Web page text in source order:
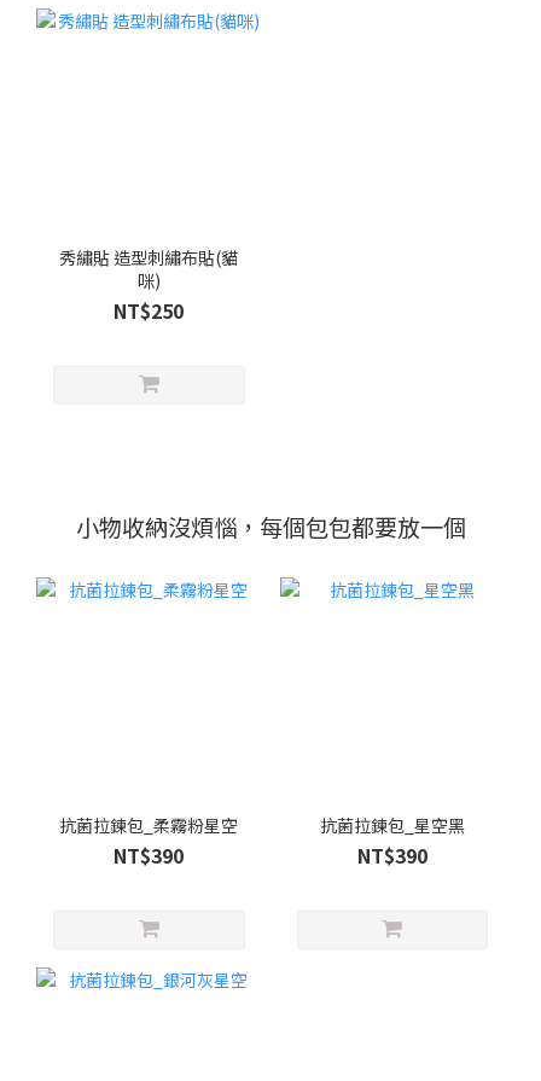
秀繡貼 造型刺繡布貼(貓
咪)
NT$250
小物收納沒煩惱，每個包包都要放一個
抗菌拉鍊包_柔霧粉星空
NT$390
抗菌拉鍊包_星空黑
NT$390